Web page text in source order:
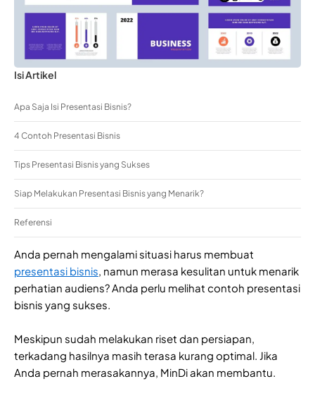
Isi Artikel
Apa Saja Isi Presentasi Bisnis?
4 Contoh Presentasi Bisnis
Tips Presentasi Bisnis yang Sukses
Siap Melakukan Presentasi Bisnis yang Menarik?
Referensi
Anda pernah mengalami situasi harus membuat
presentasi bisnis , namun merasa kesulitan untuk menarik
perhatian audiens? Anda perlu melihat contoh presentasi
bisnis yang sukses.
Meskipun sudah melakukan riset dan persiapan,
terkadang hasilnya masih terasa kurang optimal. Jika
Anda pernah merasakannya, MinDi akan membantu.